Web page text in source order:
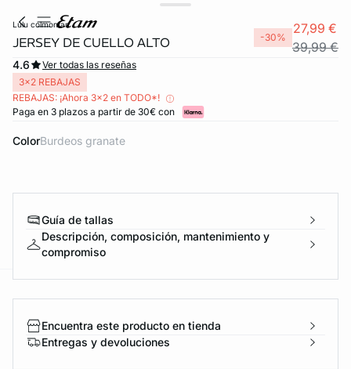
lulu colmontan
JERSEY DE CUELLO ALTO -30%
27,99 €
39,99 €
4.6
Ver todas las reseñas
3x2 REBAJAS
REBAJAS: ¡Ahora 3x2 en TODO*!
Paga en 3 plazos a partir de 30€ con
Color burdeos granate
Guía de tallas
Descripción, composición, mantenimiento y
compromiso
Encuentra este producto en tienda
Entregas y devoluciones